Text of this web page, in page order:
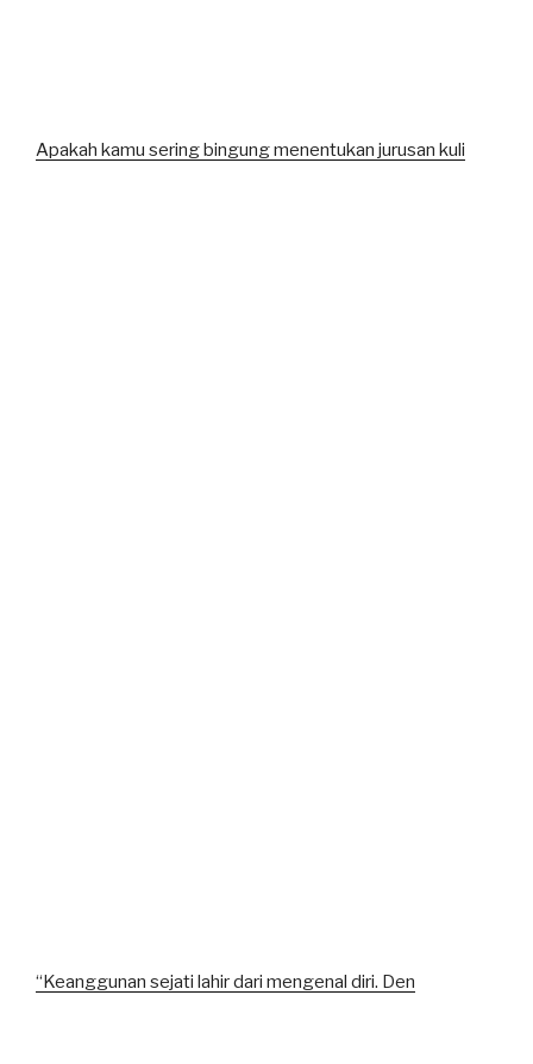
Apakah kamu sering bingung menentukan jurusan kuli
“Keanggunan sejati lahir dari mengenal diri. Den